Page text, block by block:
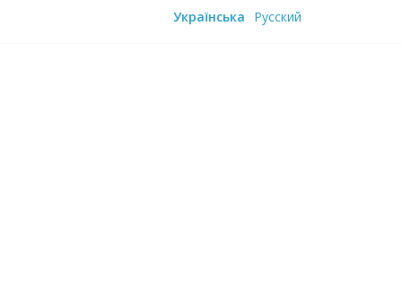
Русский
Українська